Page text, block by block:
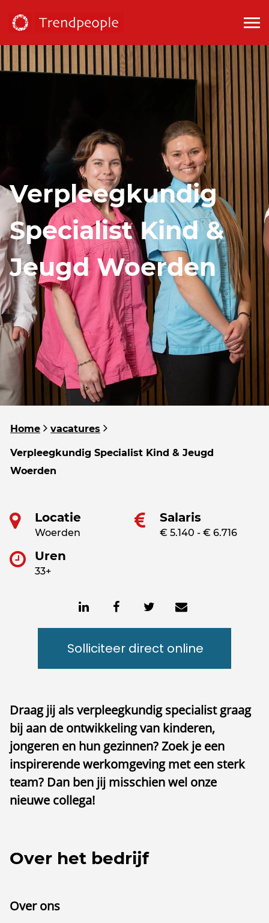
Verpleegkundig
Specialist Kind &
Jeugd Woerden
Home vacatures
Verpleegkundig Specialist Kind & Jeugd
Woerden
Locatie
Woerden
Salaris
€ 5.140 - € 6.716
Uren
33+
Solliciteer direct online
Draag jij als verpleegkundig specialist graag
bij aan de ontwikkeling van kinderen,
jongeren en hun gezinnen? Zoek je een
inspirerende werkomgeving met een sterk
team? Dan ben jij misschien wel onze
nieuwe collega!
Over het bedrijf
Over ons